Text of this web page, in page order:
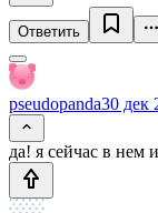
Ответить
pseudopanda30 дек
да! я сейчас в нем